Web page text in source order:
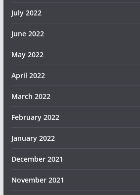
July 2022
June 2022
May 2022
April 2022
March 2022
February 2022
January 2022
December 2021
November 2021